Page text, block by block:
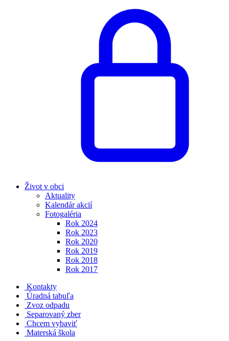
Život v obci
Aktuality
Kalendár akcií
Fotogaléria
Rok 2024
Rok 2023
Rok 2020
Rok 2019
Rok 2018
Rok 2017
Kontakty
Úradná tabuľa
Zvoz odpadu
Separovaný zber
Chcem vybaviť
Materská škola